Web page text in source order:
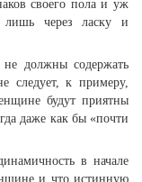
своего пола и уж
лишь через ласку и
должны содержать
следует, к примеру,
будут приятны
даже как бы «почти
в начале
и что истинную